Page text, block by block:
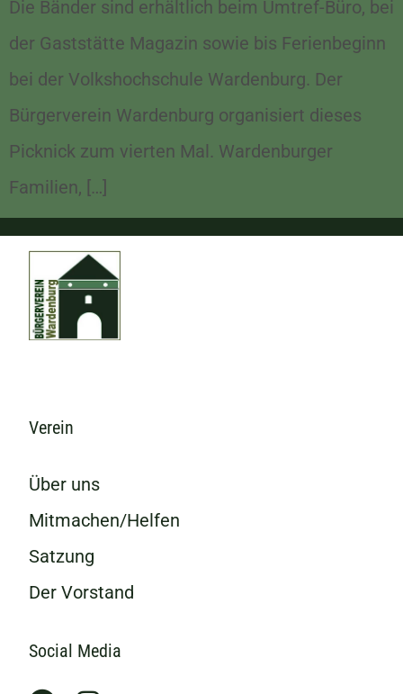
Die Bänder sind erhältlich beim Umtref-Büro, bei
der Gaststätte Magazin sowie bis Ferienbeginn
bei der Volkshochschule Wardenburg. Der
Bürgerverein Wardenburg organisiert dieses
Picknick zum vierten Mal. Wardenburger
Familien, […]
Verein
Über uns
Mitmachen/Helfen
Satzung
Der Vorstand
Social Media